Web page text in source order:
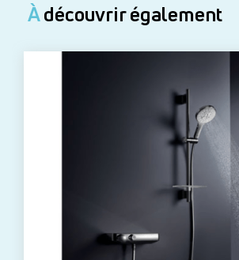
Àdécouvrir également